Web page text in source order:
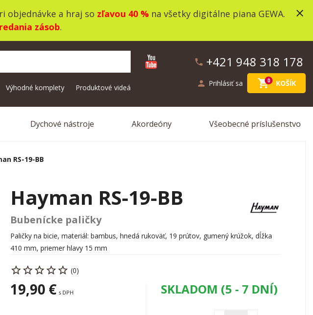
objednávke a hraj so zľavou 40 %na všetky digitálne piana GEWA.
zásob.
close
phone +421 948 318 178
person Prihlásiť sa shopping_cart0 KOŠÍK
Výhodné komplety Produktové videá
Dychové nástroje Akordeóny Všeobecné príslušenstvo
RS-19-BB
Hayman RS-19-BB
Bubenícke paličky
Paličky na bicie, materiál: bambus, hnedá rukoväť, 19 prútov, gumený krúžok, dĺžka
410 mm, priemer hlavy 15 mm
(0)
19,90 € s DPH SKLADOM (5 - 7 DNÍ)